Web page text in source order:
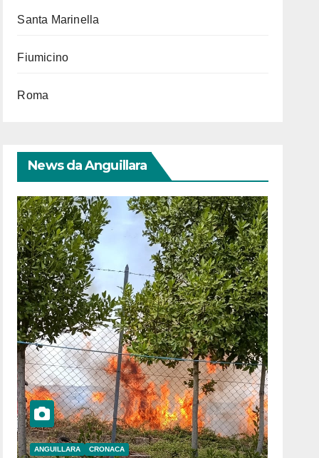
Santa Marinella
Fiumicino
Roma
News da Anguillara
ANGUILLARA CRONACA